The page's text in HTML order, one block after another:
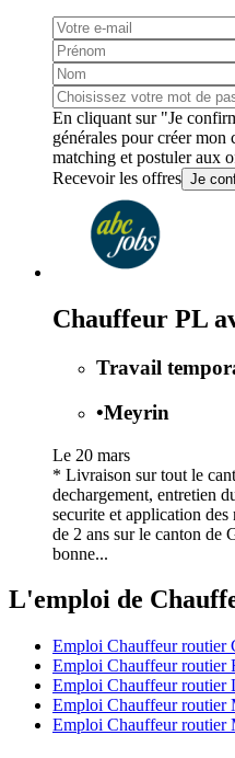
En cliquant sur "Je
générales pour créer mon
matching et postuler aux
Recevoir les offres Je
Chauffeur PL
Travail
•Meyrin
Le 20 mars
* Livraison sur tout le
dechargement, entretien
securite et application
de 2 ans sur le canton de
bonne...
L'emploi de
Emploi Chauffeur routier
Emploi Chauffeur routier
Emploi Chauffeur routier
Emploi Chauffeur routier
Emploi Chauffeur routier